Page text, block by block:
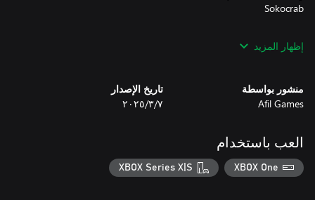
إظهار المزيد
منشور بواسطة
Afil Games
تاريخ الإصدار
٧‏/٣‏/٢٠٢٥
العب باستخدام
XBOX One
XBOX Series X|S